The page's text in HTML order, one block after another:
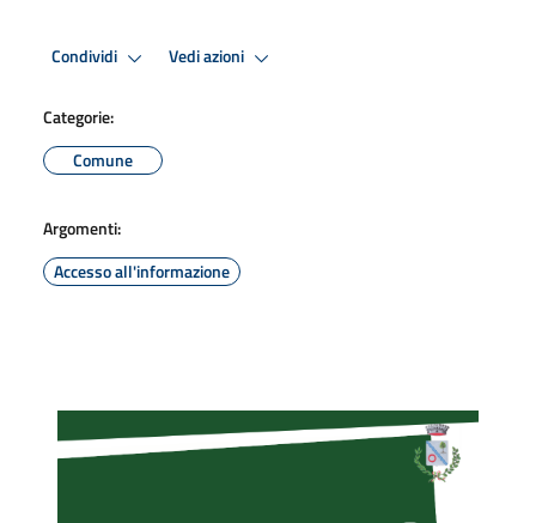
Condividi Vedi azioni
Categorie:
Comune
Argomenti:
Accesso all'informazione